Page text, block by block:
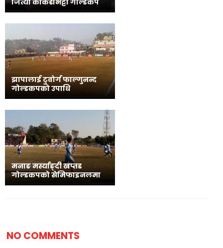
झापालाई टुवोर्ग फाल्गुनन्द
गोल्डकपको उपाधि
मनाङ मर्स्याङ्दी खप्तड
गोल्डकपको सेमिफाइनलमा
NO COMMENTS